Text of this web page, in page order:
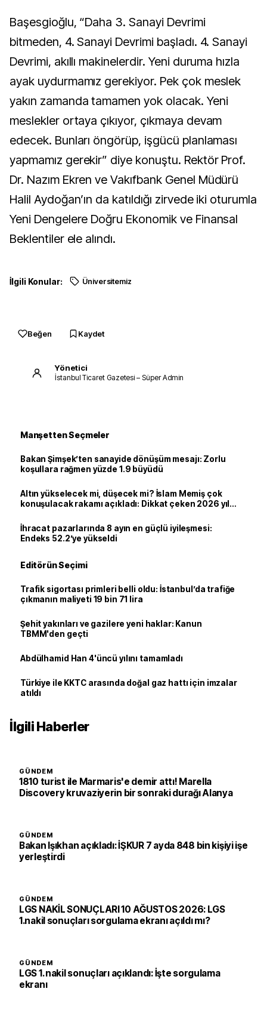
Başesgioğlu, “Daha 3. Sanayi Devrimi
bitmeden, 4. Sanayi Devrimi başladı. 4. Sanayi
Devrimi, akıllı makinelerdir. Yeni duruma hızla
ayak uydurmamız gerekiyor. Pek çok meslek
yakın zamanda tamamen yok olacak. Yeni
meslekler ortaya çıkıyor, çıkmaya devam
edecek. Bunları öngörüp, işgücü planlaması
yapmamız gerekir” diye konuştu. Rektör Prof.
Dr. Nazım Ekren ve Vakıfbank Genel Müdürü
Halil Aydoğan’ın da katıldığı zirvede iki oturumla
Yeni Dengelere Doğru Ekonomik ve Finansal
Beklentiler ele alındı.
İlgili Konular: Üniversitemiz
Beğen Kaydet
Yönetici
İstanbul Ticaret Gazetesi – Süper Admin
Manşetten Seçmeler
Bakan Şimşek’ten sanayide dönüşüm mesajı: Zorlu
koşullara rağmen yüzde 1.9 büyüdü
Altın yükselecek mi, düşecek mi? İslam Memiş çok
konuşulacak rakamı açıkladı: Dikkat çeken 2026 yıl
İhracat pazarlarında 8 ayın en güçlü iyileşmesi:
Endeks 52.2’ye yükseldi
Editörün Seçimi
Trafik sigortası primleri belli oldu: İstanbul’da trafiğe
çıkmanın maliyeti 19 bin 71 lira
Şehit yakınları ve gazilere yeni haklar: Kanun
TBMM'den geçti
Abdülhamid Han 4'üncü yılını tamamladı
Türkiye ile KKTC arasında doğal gaz hattı için imzalar
atıldı
İlgili Haberler
GÜNDEM
1810 turist ile Marmaris'e demir attı! Marella
Discovery kruvaziyerin bir sonraki durağı Alanya
GÜNDEM
Bakan Işıkhan açıkladı: İŞKUR 7 ayda 848 bin kişiyi işe
yerleştirdi
GÜNDEM
LGS NAKİL SONUÇLARI 10 AĞUSTOS 2026: LGS
1.nakil sonuçları sorgulama ekranı açıldı mı?
GÜNDEM
LGS 1. nakil sonuçları açıklandı: İşte sorgulama
ekranı